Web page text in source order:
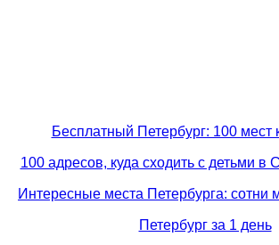
Бесплатный Петербург: 100 мест
100 адресов, куда сходить с детьми в
Интересные места Петербурга: сотни
Петербург за 1 день